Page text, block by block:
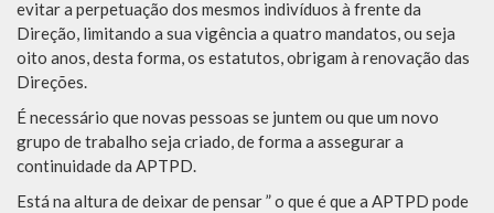
evitar a perpetuação dos mesmos indivíduos à frente da
Direção, limitando a sua vigência a quatro mandatos, ou seja
oito anos, desta forma, os estatutos, obrigam à renovação das
Direções.
É necessário que novas pessoas se juntem ou que um novo
grupo de trabalho seja criado, de forma a assegurar a
continuidade da APTPD.
Está na altura de deixar de pensar ” o que é que a APTPD pode